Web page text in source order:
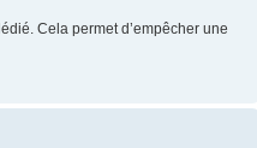
Cela permet d’empêcher une